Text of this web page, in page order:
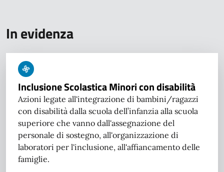
In evidenza
Inclusione Scolastica Minori con disabilità
Azioni legate all'integrazione di bambini/ragazzi
con disabilità dalla scuola dell’infanzia alla scuola
superiore che vanno dall'assegnazione del
personale di sostegno, all'organizzazione di
laboratori per l'inclusione, all'affiancamento delle
famiglie.